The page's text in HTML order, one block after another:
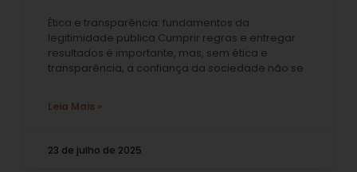
Ética e transparência: fundamentos da
legitimidade pública Cumprir regras e entregar
resultados é importante, mas, sem ética e
transparência, a confiança da sociedade não se
Leia Mais »
23 de julho de 2025